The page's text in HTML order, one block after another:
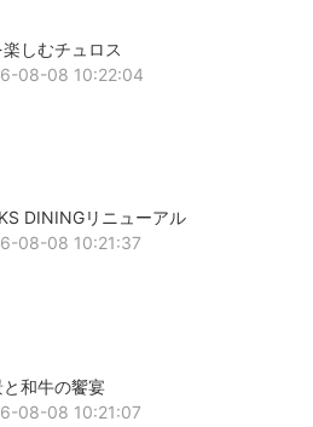
しむチュロス
08-08 10:22:04
DININGリニューアル
08-08 10:21:37
と和牛の饗宴
08-08 10:21:07